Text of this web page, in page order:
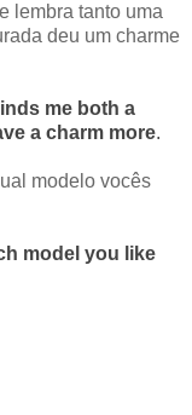
lembra tanto uma
deu um charme
me both a
a charm more.
modelo vocês
model you like